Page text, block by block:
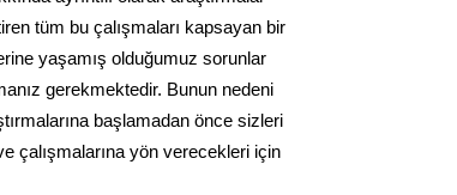
tüm bu çalışmaları kapsayan bir
yaşamış olduğumuz sorunlar
gerekmektedir. Bunun nedeni
başlamadan önce sizleri
çalışmalarına yön verecekleri için